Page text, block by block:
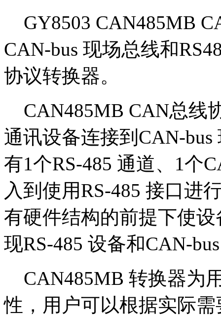
GY8503 CAN485MB
CAN-bus 现场总线和
协议转换器。
CAN485MB CAN总线
通讯设备连接到CAN-
有1个RS-485 通道、1个
入到使用RS-485 接口进
有硬件结构的前提下使
现RS-485 设备和CAN-
CAN485MB 转换器为
性，用户可以根据实际